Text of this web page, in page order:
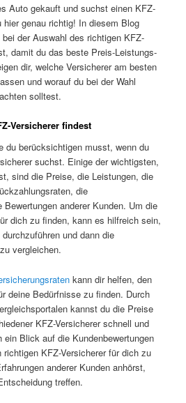
Auto gekauft und suchst einen KFZ-
hier genau richtig! In diesem Blog
der Auswahl des richtigen KFZ-
damit du das beste Preis-Leistungs-
dir, welche Versicherer am besten
und worauf du bei der Wahl
solltest.
Versicherer findest
du berücksichtigen musst, wenn du
suchst. Einige der wichtigsten,
sind die Preise, die Leistungen, die
die
anderer Kunden. Um die
dich zu finden, kann es hilfreich sein,
und dann die
vergleichen.
kann dir helfen, den
deine Bedürfnisse zu finden. Durch
kannst du die Preise
KFZ-Versicherer schnell und
Blick auf die Kundenbewertungen
KFZ-Versicherer für dich zu
anderer Kunden anhörst,
treffen.